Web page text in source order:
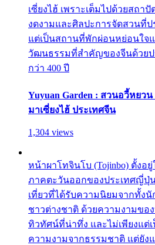
เซี่ยงไฮ้ เพราะเต็มไปด้วยสถ
งดงามและศิลปะการจัดสวนที่
แต่เป็นสถานที่พักผ่อนหย่อนใจ
วัฒนธรรมที่สำคัญของจีนด้วย
กว่า 400 ปี
Yuyuan Garden : สวนอวี้หยว
มาเซี่ยงไฮ้ ประเทศจีน
1,304 views
หน้าผาโทจินโบ (Tojinbo) ตั้งอ
ภาคตะวันออกของประเทศญี่ปุ่
เที่ยวที่ได้รับความนิยมจากทั้ง
ชาวต่างชาติ ด้วยความงามขอ
ทิวทัศน์ที่น่าทึ่ง และไม่เพียงแต่
ความงามจากธรรมชาติ แต่ยัง